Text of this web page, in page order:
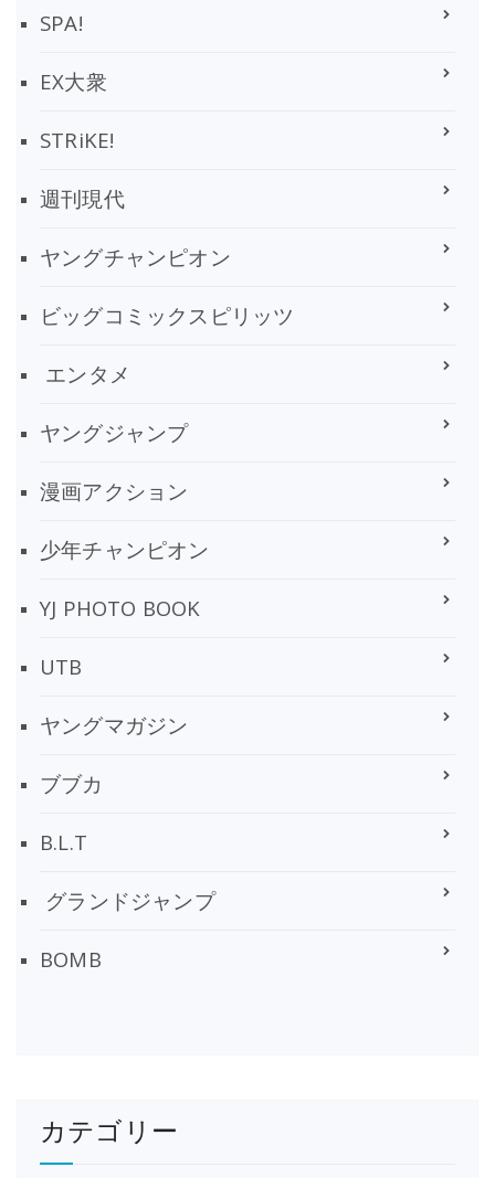
SPA!
EX大衆
STRiKE!
週刊現代
ヤングチャンピオン
ビッグコミックスピリッツ
エンタメ
ヤングジャンプ
漫画アクション
少年チャンピオン
YJ PHOTO BOOK
UTB
ヤングマガジン
ブブカ
B.L.T
グランドジャンプ
BOMB
カテゴリー